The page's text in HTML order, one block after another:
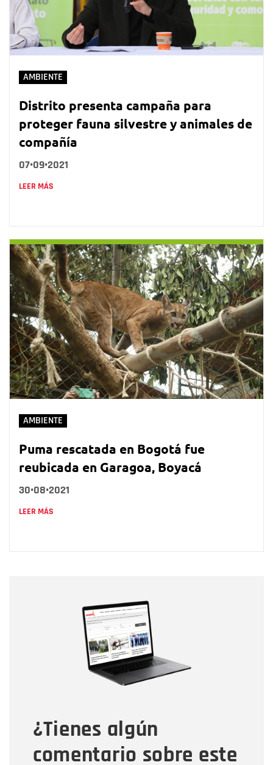
AMBIENTE
Distrito presenta campaña para
proteger fauna silvestre y animales de
compañía
07•09•2021
LEER MÁS
AMBIENTE
Puma rescatada en Bogotá fue
reubicada en Garagoa, Boyacá
30•08•2021
LEER MÁS
¿Tienes algún
comentario sobre este
Correo electrónico
Tipo de comentario
Mensaje